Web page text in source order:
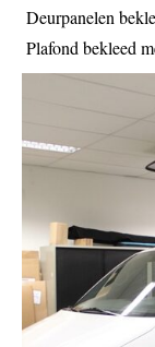
Deurpanelen
Plafond bekleed